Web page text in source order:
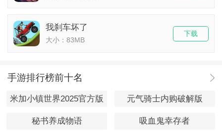
我刹车坏了
大小：83MB
下载
手游排行榜前十名
米加小镇世界2025官方版 元气骑士内购破解版
秘书养成物语 吸血鬼幸存者